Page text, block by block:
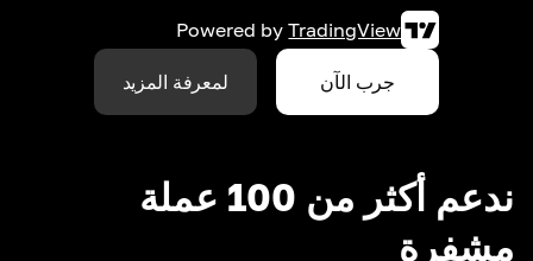
Powered by TradingView
جرب الآن لمعرفة المزيد
ندعم أكثر من 100 عملة
مشفرة